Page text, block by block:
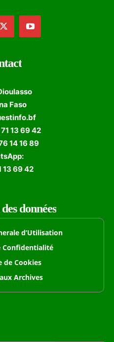
Faso
13 69 42
14 16 89
13 69 42
données
d’Utilisation
Confidentialité
de Cookies
Archives